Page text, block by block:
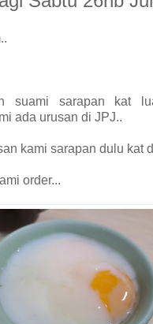
suami sarapan kat
ada urusan di JPJ..
kami sarapan dulu kat
order...